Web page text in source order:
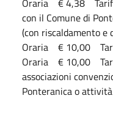
con il Comune di
(con riscaldamento e
Oraria € 10,00
Oraria € 10,00
associazioni
Ponteranica o